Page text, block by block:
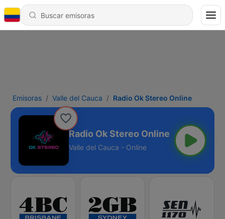
Emisoras Valle del Cauca Radio Ok Stereo Online
Radio Ok Stereo Online
Valle del Cauca - Online